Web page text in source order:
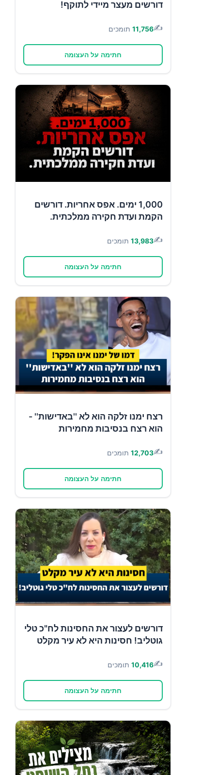
דורשים מעצר מיידי לתוקף!
✍️
11,756 תומכים
חתימה על העצומה
1,000 ימים. אפס אחריות. דורשים
הקמת ועדת חקירה ממלכתית.
✍️
13,983 תומכים
חתימה על העצומה
רצח ימנו זלקה הוא לא ''באדישות'' -
הוא רצח בנסיבות מחמירות
✍️
12,703 תומכים
חתימה על העצומה
דורשים לעצור את החסינות לח"כ טלי
גוטליב! חסינות היא לא עיר מקלט
✍️
10,416 תומכים
חתימה על העצומה